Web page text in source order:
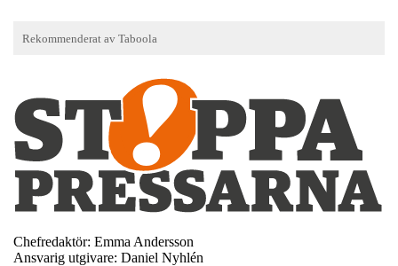
Chefredaktör: Emma Andersson
Ansvarig utgivare: Daniel Nyhlén